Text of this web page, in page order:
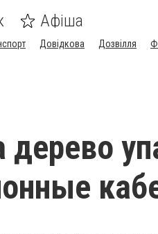
Афіша
Довідкова Дозвілля
дерево